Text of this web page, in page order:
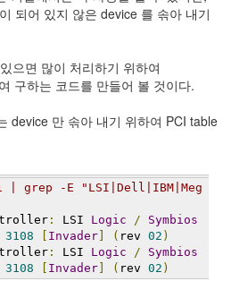
되어 있지 않은 device 를 솎아 내기
으면 많이 처리하기 위하여
구하는 코드를 만들어 볼 것이다.
device 만 솎아 내기 위하여 PCI table
| grep -E "LSI|Dell|IBM|Meg
: LSI Logic /
Symbios
3108 Invader ( rev 02 )
: LSI Logic /
Symbios
3108 Invader ( rev 02 )